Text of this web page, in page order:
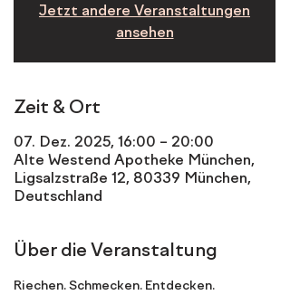
Jetzt andere Veranstaltungen
ansehen
Zeit & Ort
07. Dez. 2025, 16:00 – 20:00
Alte Westend Apotheke München,
Ligsalzstraße 12, 80339 München,
Deutschland
Über die Veranstaltung
Riechen. Schmecken. Entdecken.